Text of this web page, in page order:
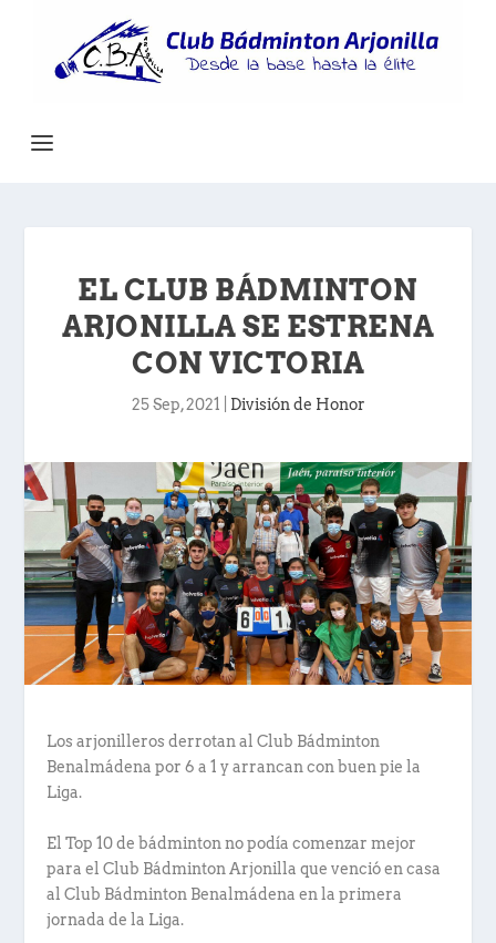
EL CLUB BÁDMINTON
ARJONILLA SE ESTRENA
CON VICTORIA
25 Sep, 2021 División de Honor
Los arjonilleros derrotan al Club Bádminton
Benalmádena por 6 a 1 y arrancan con buen pie la
Liga.
El Top 10 de bádminton no podía comenzar mejor
para el Club Bádminton Arjonilla que venció en casa
al Club Bádminton Benalmádena en la primera
jornada de la Liga.